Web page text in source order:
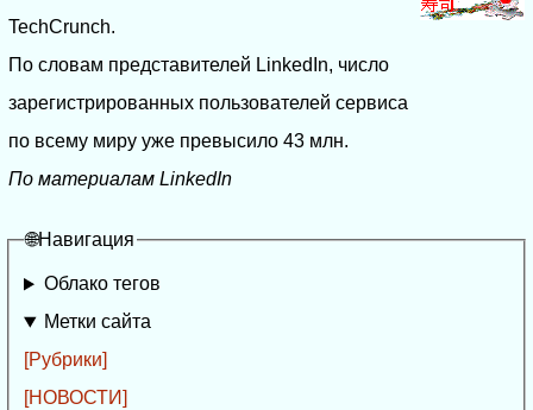
TechCrunch.
По словам представителей LinkedIn, число
зарегистрированных пользователей сервиса
по всему миру уже превысило 43 млн.
По материалам LinkedIn
🌐Навигация
Облако тегов
Метки сайта
[Рубрики]
[НОВОСТИ]